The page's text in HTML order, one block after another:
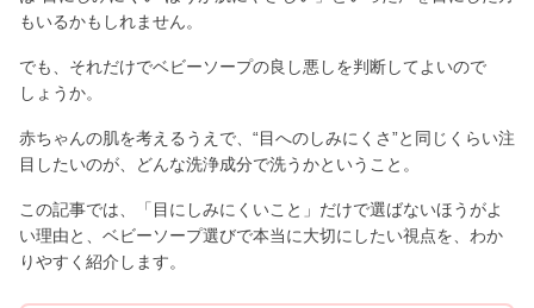
もいるかもしれません。
でも、それだけでベビーソープの良し悪しを判断してよいので
しょうか。
赤ちゃんの肌を考えるうえで、“目へのしみにくさ”と同じくらい注
目したいのが、どんな洗浄成分で洗うかということ。
この記事では、「目にしみにくいこと」だけで選ばないほうがよ
い理由と、ベビーソープ選びで本当に大切にしたい視点を、わか
りやすく紹介します。